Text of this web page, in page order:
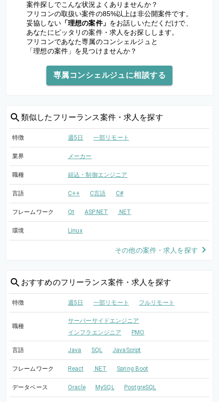
案件探しでこんな状況よくありませんか？
フリコンの取扱い案件の85%以上は非公開案件です。
妥協しない「理想の案件」 をお話しいただくだけで、
あなたにピッタリの案件・求人をお探しします。
フリコンであなた専属のコンシェルジュと
「理想の案件」を見つけませんか？
専属コンシェルジュに相談する
類似した フリーランス案件・求人を探す
特徴 週5日 一部リモート
業界 メーカー
職種 組込・制御エンジニア
言語 C++ C言語 C#
フレームワーク Qt ASP.NET .NET
環境 Linux
その他の案件・求人を探す
おすすめのフリーランス案件・求人を探す
特徴 週5日 一部リモート フルリモート
職種
サーバーサイドエンジニア
インフラエンジニア
PMO
言語 Java SQL JavaScript
フレームワーク React .NET Spring Boot
データベース Oracle MySQL PostgreSQL